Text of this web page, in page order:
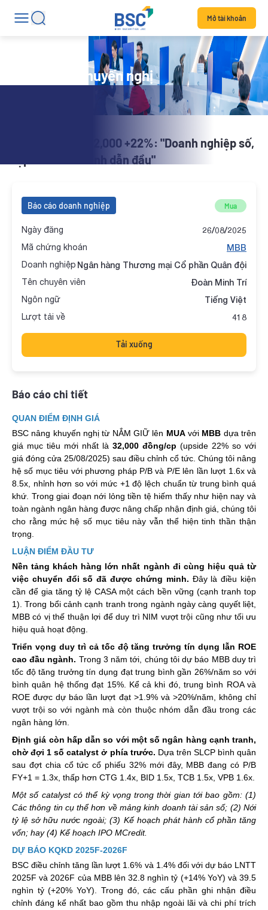
Mở tài khoản
Danh mục khuyến nghị
X-Alpha | MBB 32,000 +22%: "Doanh nghiệp số,
tập đoàn tài chính dẫn đầu"
Báo cáo doanh nghiệp Mua
Ngày đăng 26/08/2025
Mã chứng khoán MBB
Doanh nghiệp Ngân hàng Thương mại Cổ phần Quân đội
Tên chuyên viên Đoàn Minh Trí
Ngôn ngữ Tiếng Việt
Lượt tải về 418
Tải xuống
Báo cáo chi tiết
QUAN ĐIỂM ĐỊNH GIÁ
BSC nâng khuyến nghị từ NẮM GIỮ lên MUAvới MBB dựa trên
giá mục tiêu mới nhất là 32,000 đồng/cp (upside 22% so với
giá đóng cửa 25/08/2025) sau điều chỉnh cổ tức. Chúng tôi nâng
hệ số mục tiêu với phương pháp P/B và P/E lên lần lượt 1.6x và
8.5x, nhỉnh hơn so với mức +1 độ lệch chuẩn từ trung bình quá
khứ. Trong giai đoạn nới lỏng tiền tệ hiếm thấy như hiện nay và
toàn ngành ngân hàng được nâng chấp nhận định giá, chúng tôi
cho rằng mức hệ số mục tiêu này vẫn thể hiện tinh thần thận
trọng.
LUẬN ĐIỂM ĐẦU TƯ
Nền tảng khách hàng lớn nhất ngành đi cùng hiệu quả từ
việc chuyển đổi số đã được chứng minh. Đây là điều kiện
cần để gia tăng tỷ lệ CASA một cách bền vững (cạnh tranh top
1). Trong bổi cảnh cạnh tranh trong ngành ngày càng quyết liệt,
MBB có vị thế thuận lợi để duy trì NIM vượt trội cũng như tối ưu
hiệu quả hoạt động.
Triển vọng duy trì cả tốc độ tăng trưởng tín dụng lẫn ROE
cao đầu ngành. Trong 3 năm tới, chúng tôi dự báo MBB duy trì
tốc độ tăng trưởng tín dụng đạt trung bình gần 26%/năm so với
bình quân hệ thống đạt 15%. Kể cả khi đó, trung bình ROA và
ROE được dự báo lần lượt đạt >1.9% và >20%/năm, không chỉ
vượt trội so với ngành mà còn thuộc nhóm dẫn đầu trong các
ngân hàng lớn.
Định giá còn hấp dẫn so với một số ngân hàng cạnh tranh,
chờ đợi 1 số catalyst ở phía trước. Dựa trên SLCP bình quân
sau đợt chia cổ tức cổ phiếu 32% mới đây, MBB đang có P/B
FY+1 = 1.3x, thấp hơn CTG 1.4x, BID 1.5x, TCB 1.5x, VPB 1.6x.
Một số catalyst có thể kỳ vọng trong thời gian tới bao gồm: (1)
Các thông tin cụ thể hơn về mảng kinh doanh tài sản số; (2) Nới
tỷ lệ sở hữu nước ngoài; (3) Kế hoạch phát hành cổ phần tăng
vốn; hay (4) Kế hoạch IPO MCredit.
DỰ BÁO KQKD 2025F-2026F
BSC điều chỉnh tăng lần lượt 1.6% và 1.4% đối với dự báo LNTT
2025F và 2026F của MBB lên 32.8 nghìn tỷ (+14% YoY) và 39.5
nghìn tỷ (+20% YoY). Trong đó, các cấu phần ghi nhận điều
chỉnh đáng kể nhất bao gồm thu nhập ngoài lãi và chi phí trích